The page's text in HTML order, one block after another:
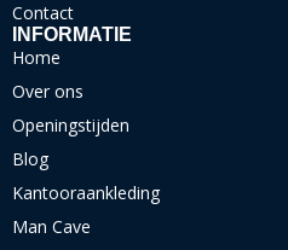
Contact
INFORMATIE
Home
Over ons
Openingstijden
Blog
Kantooraankleding
Man Cave